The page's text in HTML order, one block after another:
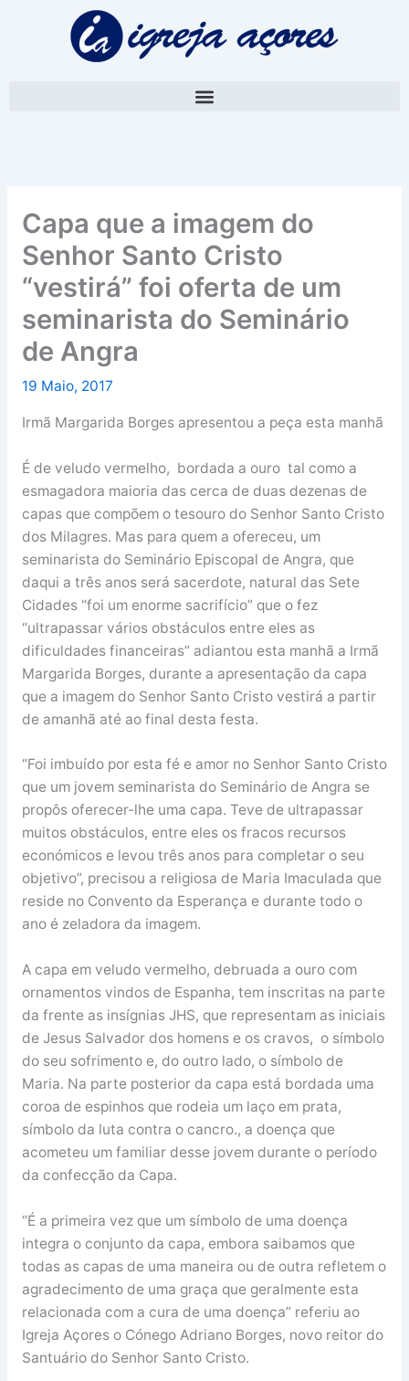
Capa que a imagem do
Senhor Santo Cristo
“vestirá” foi oferta de um
seminarista do Seminário
de Angra
19 Maio, 2017
Irmã Margarida Borges apresentou a peça esta manhã
É de veludo vermelho, bordada a ouro tal como a
esmagadora maioria das cerca de duas dezenas de
capas que compõem o tesouro do Senhor Santo Cristo
dos Milagres. Mas para quem a ofereceu, um
seminarista do Seminário Episcopal de Angra, que
daqui a três anos será sacerdote, natural das Sete
Cidades “foi um enorme sacrifício” que o fez
“ultrapassar vários obstáculos entre eles as
dificuldades financeiras” adiantou esta manhã a Irmã
Margarida Borges, durante a apresentação da capa
que a imagem do Senhor Santo Cristo vestirá a partir
de amanhã até ao final desta festa.
“Foi imbuído por esta fé e amor no Senhor Santo Cristo
que um jovem seminarista do Seminário de Angra se
propôs oferecer-lhe uma capa. Teve de ultrapassar
muitos obstáculos, entre eles os fracos recursos
económicos e levou três anos para completar o seu
objetivo”, precisou a religiosa de Maria Imaculada que
reside no Convento da Esperança e durante todo o
ano é zeladora da imagem.
A capa em veludo vermelho, debruada a ouro com
ornamentos vindos de Espanha, tem inscritas na parte
da frente as insígnias JHS, que representam as iniciais
de Jesus Salvador dos homens e os cravos, o símbolo
do seu sofrimento e, do outro lado, o símbolo de
Maria. Na parte posterior da capa está bordada uma
coroa de espinhos que rodeia um laço em prata,
símbolo da luta contra o cancro., a doença que
acometeu um familiar desse jovem durante o período
da confecção da Capa.
“É a primeira vez que um símbolo de uma doença
integra o conjunto da capa, embora saibamos que
todas as capas de uma maneira ou de outra refletem o
agradecimento de uma graça que geralmente esta
relacionada com a cura de uma doença” referiu ao
Igreja Açores o Cónego Adriano Borges, novo reitor do
Santuário do Senhor Santo Cristo.